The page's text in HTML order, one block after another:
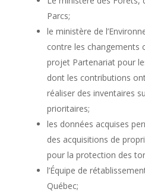
Parcs;
le ministère de
contre les changements
projet Partenariat pour
dont les contributions
réaliser des inventaires
prioritaires;
les données acquises
des acquisitions de
pour la protection des
l’Équipe de
Québec;